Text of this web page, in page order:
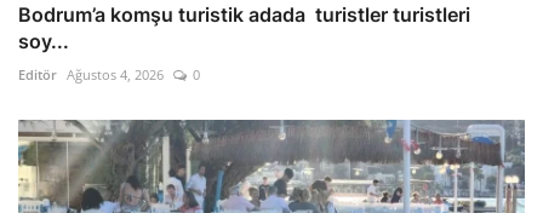
Bodrum’a komşu turistik adada turistler turistleri
soy...
Editör Ağustos 4, 2026 0